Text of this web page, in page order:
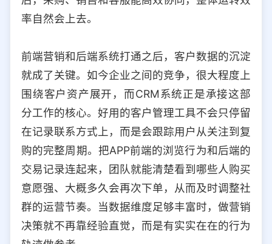
率自然会上去。
前端营销和后端系统打通之后，客户数据的沉淀
就成了关键。如今企业之间的竞争，很大程度上
围绕客户资产展开，而CRM系统正是承接这部
分工作的核心。好用的客户管理工具不会只停留
在记录联系方式上，而是会跟踪用户从关注到复
购的完整周期。把APP前端的浏览行为和后端的
交易记录连起来，团队就能清楚看到哪些人购买
意愿强、大概多久会再次下单，从而及时调整社
群的运营节奏。当数据维度足够丰富时，做营销
决策就不再靠经验直觉，而是有实实在在的行为